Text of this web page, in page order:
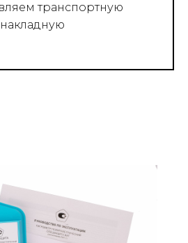
транспортную
накладную